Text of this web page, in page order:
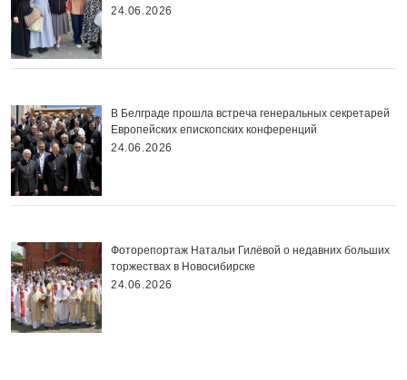
24.06.2026
В Белграде прошла встреча генеральных секретарей
Европейских епископских конференций
24.06.2026
Фоторепортаж Натальи Гилёвой о недавних больших
торжествах в Новосибирске
24.06.2026